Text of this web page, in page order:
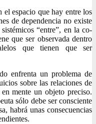
el espacio que hay entre los
de dependencia no existe
“entre”, en la co-
que ser observada dentro
que tienen que ser
enfrenta un problema de
sobre las relaciones de
mente un objeto preciso.
sólo debe ser consciente
habrá unas consecuencias